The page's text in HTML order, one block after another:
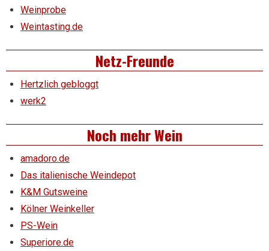
Weinprobe
Weintasting.de
Netz-Freunde
Hertzlich gebloggt
werk2
Noch mehr Wein
amadoro.de
Das italienische Weindepot
K&M Gutsweine
Kölner Weinkeller
PS-Wein
Superiore.de